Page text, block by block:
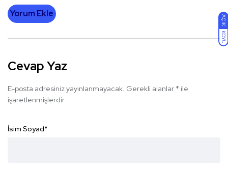
AÇIK
KOYU
Yorum Ekle
Cevap Yaz
E-posta adresiniz yayınlanmayacak. Gerekli alanlar * ile
işaretlenmişlerdir
İsim Soyad*